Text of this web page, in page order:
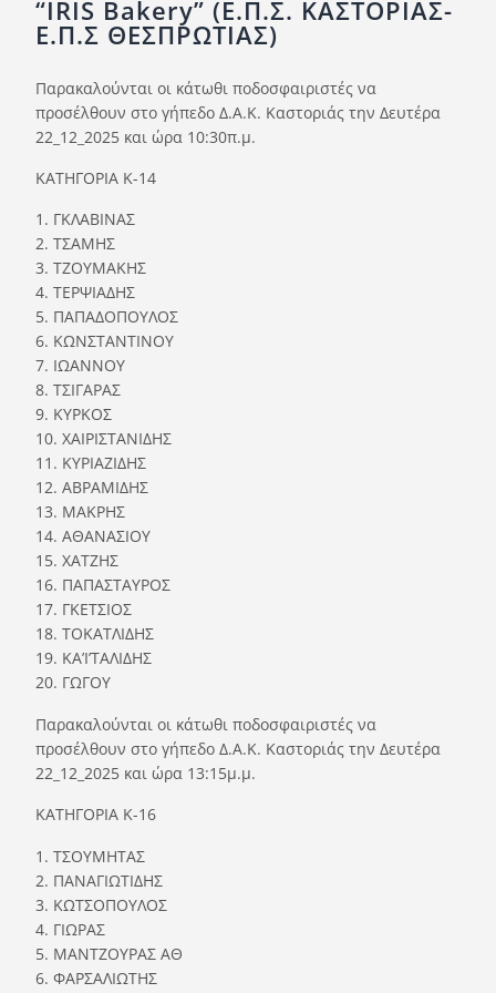
Ορισμοί Διαιτητών
Ποινές
Περισσότερα
“IRIS Bakery” (Ε.Π.Σ. ΚΑΣΤΟΡΙΑΣ-
Ε.Π.Σ ΘΕΣΠΡΩΤΙΑΣ)
Παρακαλούνται οι κάτωθι ποδοσφαιριστές να
προσέλθουν στο γήπεδο Δ.Α.Κ. Καστοριάς την Δευτέρα
22_12_2025 και ώρα 10:30π.μ.
ΚΑΤΗΓΟΡΙΑ Κ-14
1. ΓΚΛΑΒΙΝΑΣ
2. ΤΣΑΜΗΣ
3. ΤΖΟΥΜΑΚΗΣ
4. ΤΕΡΨΙΑΔΗΣ
5. ΠΑΠΑΔΟΠΟΥΛΟΣ
6. ΚΩΝΣΤΑΝΤΙΝΟΥ
7. ΙΩΑΝΝΟΥ
8. ΤΣΙΓΑΡΑΣ
9. ΚΥΡΚΟΣ
10. ΧΑΙΡΙΣΤΑΝΙΔΗΣ
11. ΚΥΡΙΑΖΙΔΗΣ
12. ΑΒΡΑΜΙΔΗΣ
13. ΜΑΚΡΗΣ
14. ΑΘΑΝΑΣΙΟΥ
15. ΧΑΤΖΗΣ
16. ΠΑΠΑΣΤΑΥΡΟΣ
17. ΓΚΕΤΣΙΟΣ
18. ΤΟΚΑΤΛΙΔΗΣ
19. ΚΑ’Ι’ΤΑΛΙΔΗΣ
20. ΓΩΓΟΥ
Παρακαλούνται οι κάτωθι ποδοσφαιριστές να
προσέλθουν στο γήπεδο Δ.Α.Κ. Καστοριάς την Δευτέρα
22_12_2025 και ώρα 13:15μ.μ.
ΚΑΤΗΓΟΡΙΑ Κ-16
1. ΤΣΟΥΜΗΤΑΣ
2. ΠΑΝΑΓΙΩΤΙΔΗΣ
3. ΚΩΤΣΟΠΟΥΛΟΣ
4. ΓΙΩΡΑΣ
5. ΜΑΝΤΖΟΥΡΑΣ ΑΘ
6. ΦΑΡΣΑΛΙΩΤΗΣ